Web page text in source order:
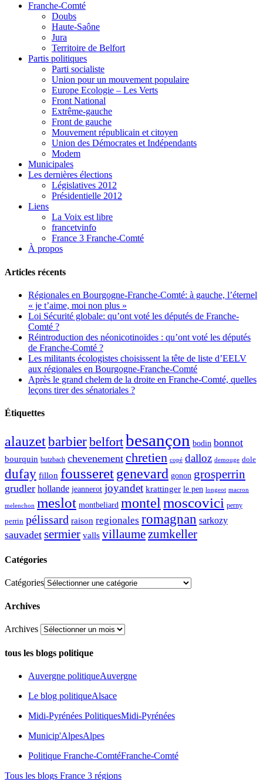
Franche-Comté
Doubs
Haute-Saône
Jura
Territoire de Belfort
Partis politiques
Parti socialiste
Union pour un mouvement populaire
Europe Ecologie – Les Verts
Front National
Extrême-gauche
Front de gauche
Mouvement républicain et citoyen
Union des Démocrates et Indépendants
Modem
Municipales
Les dernières élections
Législatives 2012
Présidentielle 2012
Liens
La Voix est libre
francetvinfo
France 3 Franche-Comté
À propos
Articles récents
Régionales en Bourgogne-Franche-Comté: à gauche, l’éternel
« je t’aime, moi non plus »
Loi Sécurité globale: qu’ont voté les députés de Franche-
Comté ?
Réintroduction des néonicotinoïdes : qu’ont voté les députés
de Franche-Comté ?
Les militants écologistes choisissent la tête de liste d’EELV
aux régionales en Bourgogne-Franche-Comté
Après le grand chelem de la droite en Franche-Comté, quelles
leçons tirer des sénatoriales ?
Étiquettes
alauzetbarbierbelfortbesançon bodin bonnot
bourquin butzbach chevenement chretien copé dalloz demouge dole
dufay fillon fousseretgenevard gonon grosperrin
grudler hollande jeannerot joyandet krattinger le pen longeot macron
melenchon meslot montbeliard montelmoscovici perny
perrin pélissard raison regionales romagnan sarkozy
sauvadet sermier valls villaumezumkeller
Catégories
Catégories
Archives
Archives
tous les blogs politique
Auvergne politiqueAuvergne
Le blog politiqueAlsace
Midi-Pyrénées PolitiquesMidi-Pyrénées
Municip'AlpesAlpes
Politique Franche-ComtéFranche-Comté
Tous les blogs France 3 régions